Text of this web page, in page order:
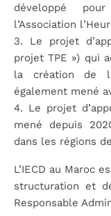
développé
l’Association
3. Le projet
projet TPE ») qui
la création de
également mené
4. Le projet d’
mené depuis
dans les régions
L’IECD au Maroc
structuration et
Responsable